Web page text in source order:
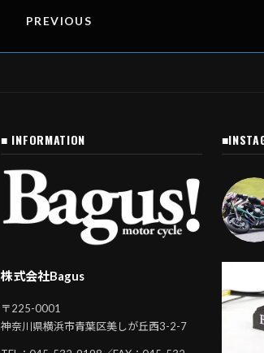
k
PREVIOUS
■ INFORMATION
株式会社Bagus
〒225-0001
神奈川県横浜市青葉区美しが丘西3-2-7